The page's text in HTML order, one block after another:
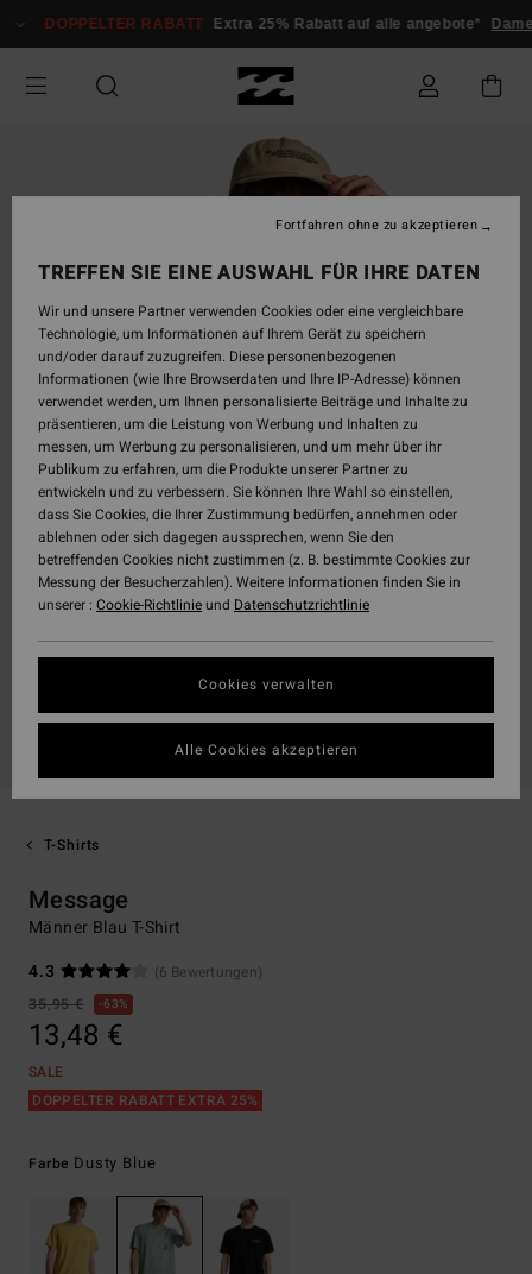
zur
springen
DOPPELTER RABATT Extra 25% Rabatt auf alle angebote* Damen
T-Shirts
Message
Männer Blau T-Shirt
4.3
(6 Bewertungen)
35,95 €
63%
13,48 €
SALE
DOPPELTER RABATT EXTRA 25%
Farbe Dusty Blue
TREFFEN SIE EINE AUSWAHL FÜR IHRE DATEN
Wir und unsere Partner verwenden Cookies oder eine vergleichbare
Technologie, um Informationen auf Ihrem Gerät zu speichern
und/oder darauf zuzugreifen. Diese personenbezogenen
Informationen (wie Ihre Browserdaten und Ihre IP-Adresse) können
verwendet werden, um Ihnen personalisierte Beiträge und Inhalte zu
präsentieren, um die Leistung von Werbung und Inhalten zu
messen, um Werbung zu personalisieren, und um mehr über ihr
Publikum zu erfahren, um die Produkte unserer Partner zu
entwickeln und zu verbessern. Sie können Ihre Wahl so einstellen,
dass Sie Cookies, die Ihrer Zustimmung bedürfen, annehmen oder
ablehnen oder sich dagegen aussprechen, wenn Sie den
betreffenden Cookies nicht zustimmen (z. B. bestimmte Cookies zur
Messung der Besucherzahlen). Weitere Informationen finden Sie in
unserer : Cookie-Richtlinieund Datenschutzrichtlinie
Cookies verwalten
Fortfahren ohne zu akzeptieren
Alle Cookies akzeptieren